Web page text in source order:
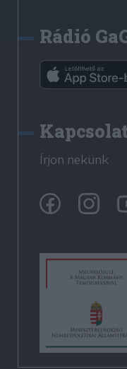
Rádió
Kapcsolat
Írjon nekünk